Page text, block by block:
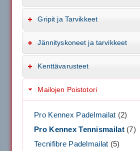
Gripit ja Tarvikkeet
Jännityskoneet ja tarvikkeet
Kenttävarusteet
Mailojen Poistotori
Pro Kennex Padelmailat (2)
Pro Kennex Tennismailat(7)
Tecnifibre Padelmailat (5)